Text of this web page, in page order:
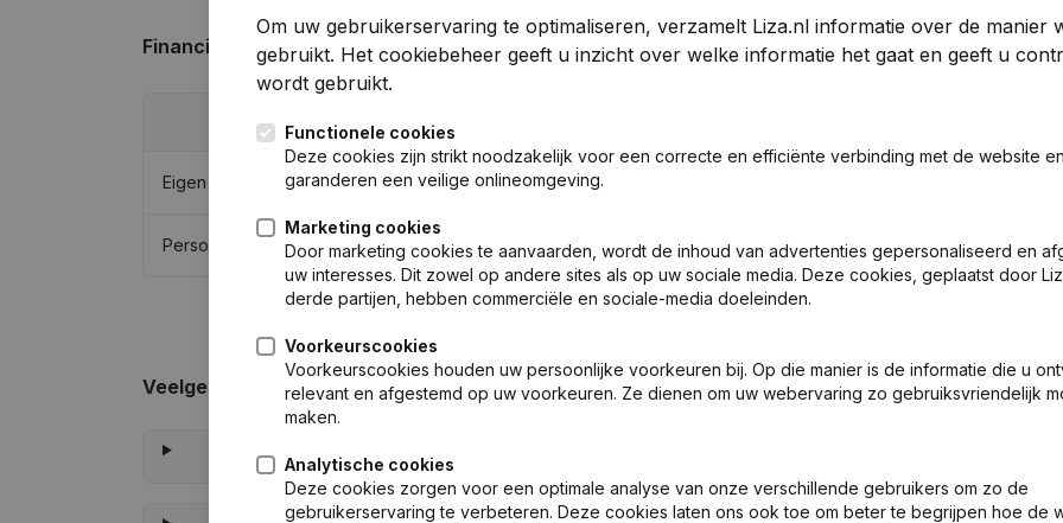
Financiële gegevens van De Schilpen
Eigen vermogen € 1.103.335 2,73%
Personeel 0 0
Veelgestelde vragen
Om uw gebruikerservaring te optimaliseren, verzamelt Liza.nl informatie over de manier
gebruikt. Het cookiebeheer geeft u inzicht over welke informatie het gaat en geeft u
wordt gebruikt.
Functionele cookies
Deze cookies zijn strikt noodzakelijk voor een correcte en efficiënte verbinding met de website en
garanderen een veilige onlineomgeving.
Marketing cookies
Door marketing cookies te aanvaarden, wordt de inhoud van advertenties gepersonaliseerd en
uw interesses. Dit zowel op andere sites als op uw sociale media. Deze cookies, geplaatst door
derde partijen, hebben commerciële en sociale-media doeleinden.
Voorkeurscookies
Voorkeurscookies houden uw persoonlijke voorkeuren bij. Op die manier is de informatie die u
relevant en afgestemd op uw voorkeuren. Ze dienen om uw webervaring zo gebruiksvriendelijk
maken.
Analytische cookies
Deze cookies zorgen voor een optimale analyse van onze verschillende gebruikers om zo de
gebruikerservaring te verbeteren. Deze cookies laten ons ook toe om beter te begrijpen hoe de